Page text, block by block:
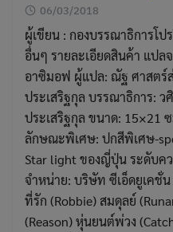
06/03/2018
ผู้เขียน : กองบรรณาธิการโ
อื่นๆ รายละเอียดสินค้า แปล
อาซิมอฟ ผู้แปล: ณัฐ ศาสต
ประเสริฐกุล บรรณาธิการ:
ประเสริฐกุล ขนาด: 15×21
ลักษณะพิเศษ: ปกสีพิเศษ-
Star light ของญี่ปุ่น ระดับค
จำหน่าย: บริษัท ซีเอ็ดยูเคชั่
ที่รัก (Robbie) สมดุลย์
(Reason) หุ่นยนต์พ่วง